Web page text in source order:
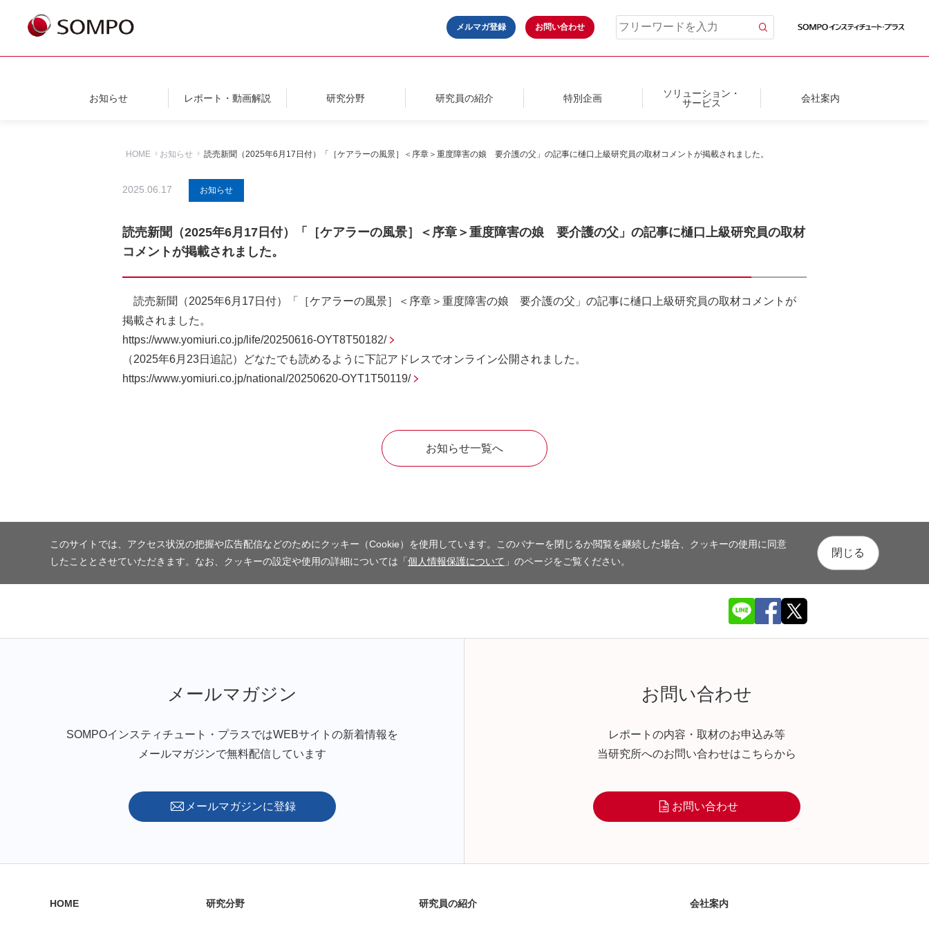
メルマガ登録 お問い合わせ
お知らせ レポート・動画解説 研究分野 研究員の紹介 特別企画
ソリューション・
サービス
会社案内
HOME お知らせ 読売新聞（2025年6月17日付）「［ケアラーの風景］＜序章＞重度障害の娘 要介護の父」の記事に樋口上級研究員の取材コメントが掲載されました。
2025.06.17 お知らせ
読売新聞（2025年6月17日付）「［ケアラーの風景］＜序章＞重度障害の娘 要介護の父」の記事に樋口上級研究員の取材
コメントが掲載されました。
読売新聞（2025年6月17日付）「［ケアラーの風景］＜序章＞重度障害の娘 要介護の父」の記事に樋口上級研究員の取材コメントが
掲載されました。
https://www.yomiuri.co.jp/life/20250616-OYT8T50182/
（2025年6月23日追記）どなたでも読めるように下記アドレスでオンライン公開されました。
https://www.yomiuri.co.jp/national/20250620-OYT1T50119/
お知らせ一覧へ
このサイトでは、アクセス状況の把握や広告配信などのためにクッキー（Cookie）を使用しています。このバナーを閉じるか閲覧を継続した場合、クッキーの使用に同意
したこととさせていただきます。なお、クッキーの設定や使用の詳細については「個人情報保護について 」のページをご覧ください。
閉じる
メールマガジン
SOMPOインスティチュート・プラスではWEBサイトの新着情報を
メールマガジンで無料配信しています
メールマガジンに登録
お問い合わせ
レポートの内容・取材のお申込み等
当研究所へのお問い合わせはこちらから
お問い合わせ
HOME 研究分野 研究員の紹介 会社案内